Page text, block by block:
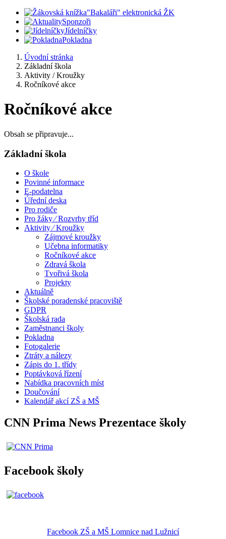
"Bakaláři" elektronická ŽK
Sponzoři
Jídelníčky
Pokladna
Úvodní stránka
Základní škola
Aktivity / Kroužky
Ročníkové akce
Ročníkové akce
Obsah se připravuje...
Základní škola
O škole
Povinné informace
E-podatelna
Úřední deska
Pro rodiče
Pro žáky ⁄ Rozvrhy tříd
Aktivity ⁄ Kroužky
Zájmové kroužky
Učebna informatiky
Ročníkové akce
Zdravá škola
Tvořivá škola
Projekty
Aktuálně
Školské poradenské pracoviště
GDPR
Školská rada
Zaměstnanci školy
Pokladna
Fotogalerie
Ztráty a nálezy
Zápis do 1. třídy
Poptávková řízení
Nabídka pracovních míst
Doučování
Kalendář akcí ZŠ a MŠ
CNN Prima News Prezentace školy
Facebook školy
Facebook ZŠ a MŠ Lomnice nad Lužnicí